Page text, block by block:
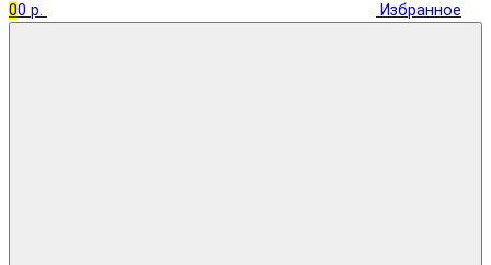
00 р. Избранное